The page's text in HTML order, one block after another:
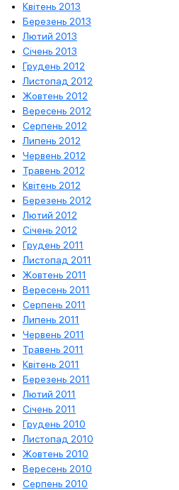
Квітень 2013
Березень 2013
Лютий 2013
Січень 2013
Грудень 2012
Листопад 2012
Жовтень 2012
Вересень 2012
Серпень 2012
Липень 2012
Червень 2012
Травень 2012
Квітень 2012
Березень 2012
Лютий 2012
Січень 2012
Грудень 2011
Листопад 2011
Жовтень 2011
Вересень 2011
Серпень 2011
Липень 2011
Червень 2011
Травень 2011
Квітень 2011
Березень 2011
Лютий 2011
Січень 2011
Грудень 2010
Листопад 2010
Жовтень 2010
Вересень 2010
Серпень 2010